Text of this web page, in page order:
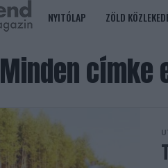
NYITÓLAP ZÖLD
Minden címke